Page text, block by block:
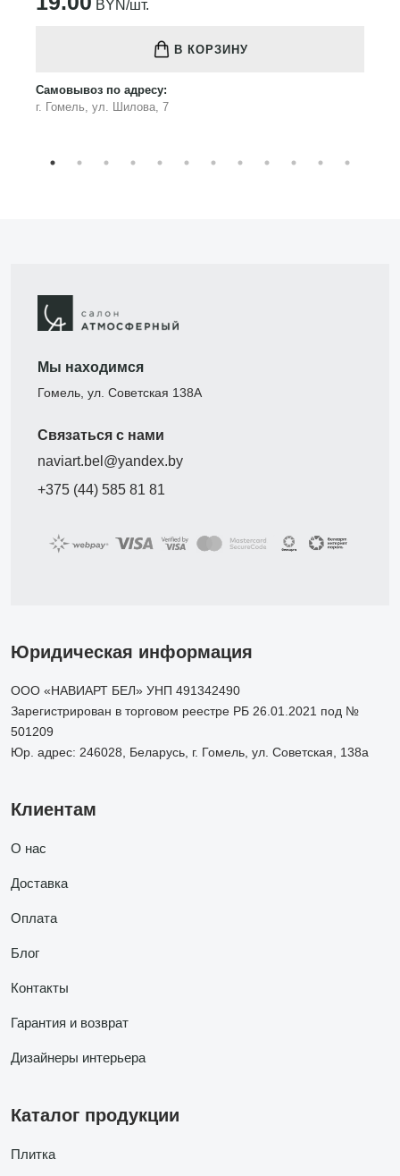
BYN/шт.
В КОРЗИНУ
Самовывоз по адресу:
г. Гомель, ул. Шилова, 7
Мы находимся
Гомель, ул. Советская 138А
Связаться с нами
naviart.bel@yandex.by
+375 (44) 585 81 81
Юридическая информация
ООО «НАВИАРТ БЕЛ» УНП 491342490
Зарегистрирован в торговом реестре РБ 26.01.2021 под №
501209
Юр. адрес: 246028, Беларусь, г. Гомель, ул. Советская, 138а
Клиентам
О нас
Доставка
Оплата
Блог
Контакты
Гарантия и возврат
Дизайнеры интерьера
Каталог продукции
Плитка